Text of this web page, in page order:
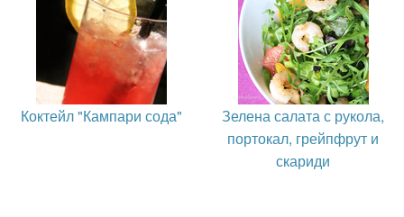
Коктейл "Кампари сода"
Зелена салата с рукола,
портокал, грейпфрут и
скариди